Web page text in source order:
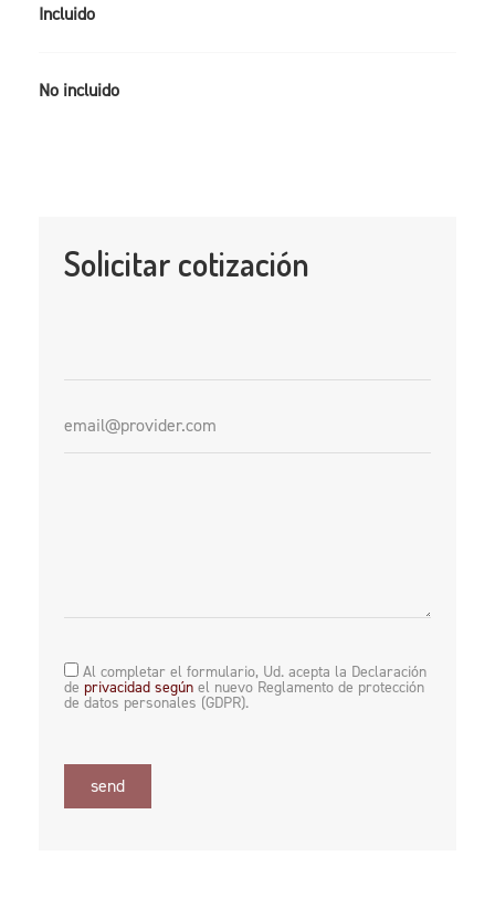
Incluido
No incluido
Solicitar cotización
Al completar el formulario, Ud. acepta la Declaración
de privacidad segúnel nuevo Reglamento de protección
de datos personales (GDPR).
send